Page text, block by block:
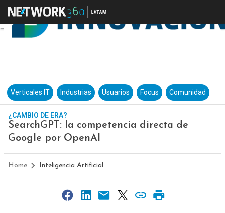
Verticales IT Industrias Usuarios Focus Comunidad
¿CAMBIO DE ERA?
SearchGPT: la competencia directa de
Google por OpenAI
Home Inteligencia Artificial